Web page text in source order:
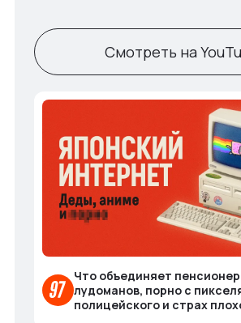
Смотреть на
Что объединяет
лудоманов, порно с
полицейского и страх